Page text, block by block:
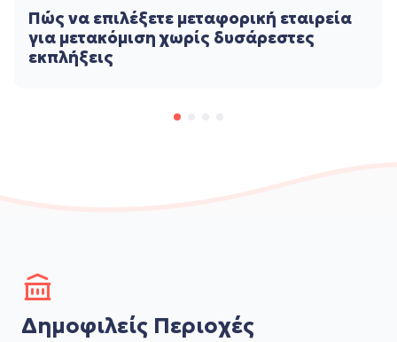
Πώς να επιλέξετε μεταφορική εταιρεία
για μετακόμιση χωρίς δυσάρεστες
εκπλήξεις
Δημοφιλείς Περιοχές